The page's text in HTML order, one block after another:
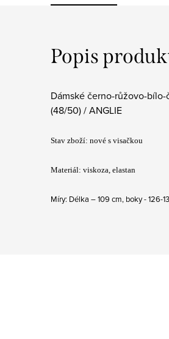
Popis
Dámské černo-růžovo-
(48/50) / ANGLIE
Stav zboží: nové s visačkou
Materiál: viskoza, elastan
Míry: Délka – 109 cm, boky - 126-